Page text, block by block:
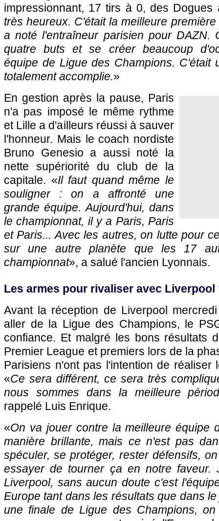
impressionnant, 17 tirs à 0, des Dogues
très heureux. C'était la meilleure
a noté l'entraîneur parisien pour DAZN.
quatre buts et se créer beaucoup
équipe de Ligue des Champions. C'était
totalement accomplie.»
En gestion après la pause, Paris
n'a pas imposé le même rythme
et Lille a d'ailleurs réussi à sauver
l'honneur. Mais le coach nordiste
Bruno Genesio a aussi noté la
nette supériorité du club de la
capitale. «Il faut quand même le
souligner : on a affronté une
grande équipe. Aujourd'hui, dans
le championnat, il y a Paris, Paris
et Paris... Avec les autres, on lutte pour
sur une autre planète que les 17
championnat», a salué l'ancien Lyonnais.
Les armes pour rivaliser avec Liverpool
Avant la réception de Liverpool
aller de la Ligue des Champions, le
confiance. Et malgré les bons résultats
Premier League et premiers lors de la
Parisiens n'ont pas l'intention de réaliser
«Ce sera différent, ce sera très
nous sommes dans la meilleure
rappelé Luis Enrique.
«On va jouer contre la meilleure équipe
manière brillante, mais ce n'est pas
spéculer, se protéger, rester défensifs,
essayer de tourner ça en notre faveur.
Liverpool, sans aucun doute c'est
Europe tant dans les résultats que dans
une finale de Ligue des Champions,